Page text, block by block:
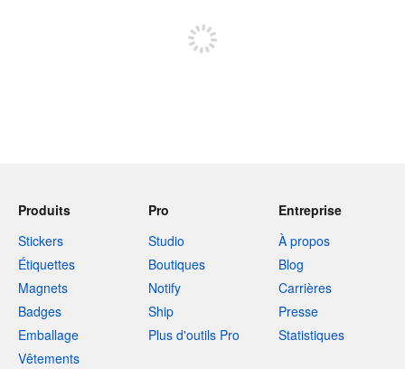
Produits
Stickers
Étiquettes
Magnets
Badges
Emballage
Vêtements
Pro
Studio
Boutiques
Notify
Ship
Plus d'outils Pro
Entreprise
À propos
Blog
Carrières
Presse
Statistiques